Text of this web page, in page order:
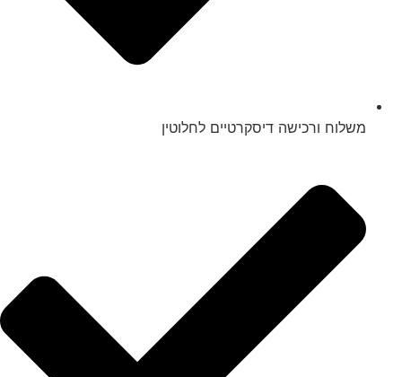
משלוח ורכישה דיסקרטיים לחלוטין